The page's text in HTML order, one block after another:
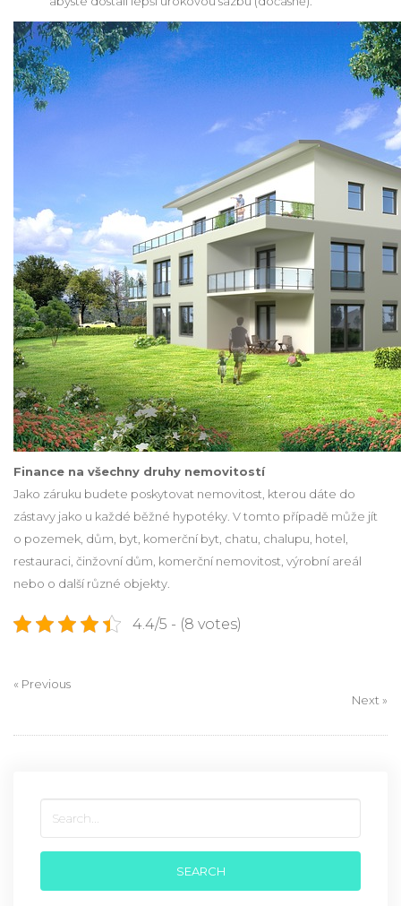
Finance na všechny druhy nemovitostí
Jako záruku budete poskytovat nemovitost, kterou dáte do
zástavy jako u každé běžné hypotéky. V tomto případě může jít
o pozemek, dům, byt, komerční byt, chatu, chalupu, hotel,
restauraci, činžovní dům, komerční nemovitost, výrobní areál
nebo o další různé objekty.
4.4/5 - (8 votes)
« Previous
Next »